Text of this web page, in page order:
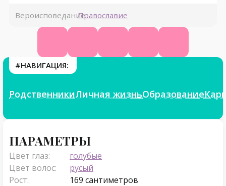
Вероисповедание:Православие
#НАВИГАЦИЯ:
РодственникиЛичная жизньОбразование
ПАРАМЕТРЫ
Цвет глаз:
голубые
Цвет волос:
русый
Рост:
169 сантиметров